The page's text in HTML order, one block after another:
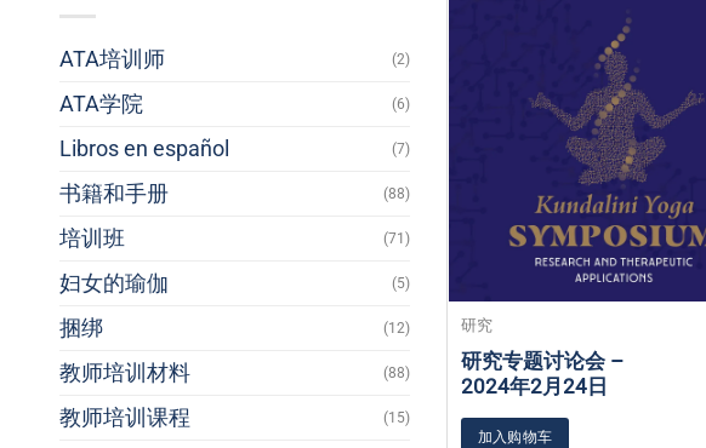
ATA培训师 (2)
ATA学院 (6)
Libros en español (7)
书籍和手册 (88)
培训班 (71)
妇女的瑜伽 (5)
捆绑 (12)
教师培训材料 (88)
教师培训课程 (15)
研究
研究专题讨论会 –
2024年2月24日
加入购物车